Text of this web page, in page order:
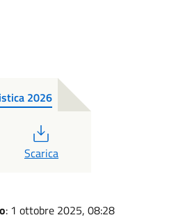
2026
Scarica
: 1 ottobre 2025, 08:28